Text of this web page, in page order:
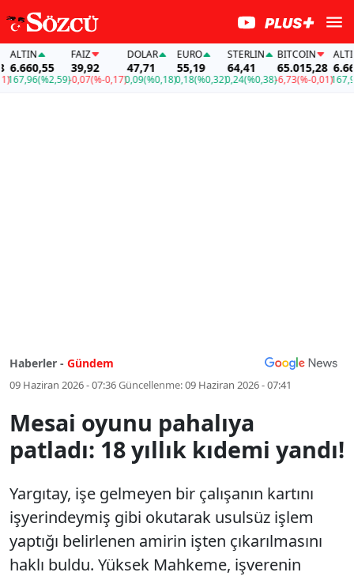
(%2,59)
FAİZ
39,92
-0,07(%-0,17)
DOLAR
47,71
0,09(%0,18)
EURO
55,19
0,18(%0,32)
STERLIN
64,41
0,24(%0,38)
BITCOIN
65.015,28
-6,73(%-0,01)
ALTIN
167,96
Haberler - Gündem
09 Haziran 2026 - 07:36Güncellenme:09 Haziran 2026 - 07:41
Mesai oyunu pahalıya
patladı: 18 yıllık kıdemi yandı!
Yargıtay, işe gelmeyen bir çalışanın kartını
işyerindeymiş gibi okutarak usulsüz işlem
yaptığı belirlenen amirin işten çıkarılmasını
haklı buldu. Yüksek Mahkeme, işverenin